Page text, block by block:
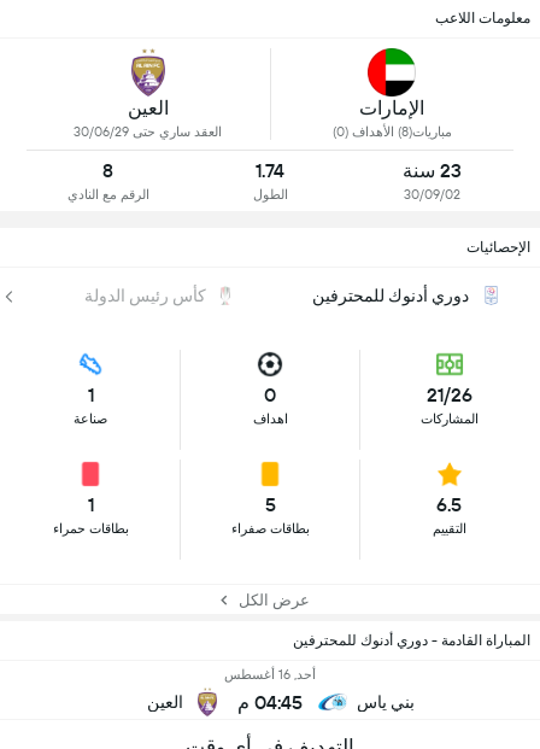
معلومات اللاعب
الإمارات
مباريات(8) الأهداف (0)
العين
العقد ساري حتى 30/06/29
23 سنة
30/09/02
1.74
الطول
8
الرقم مع النادي
الإحصائيات
دوري أدنوك للمحترفين كأس رئيس الدولة
21/26
المشاركات
0
اهداف
1
صناعة
6.5
التقييم
5
بطاقات صفراء
1
بطاقات حمراء
عرض الكل
المباراة القادمة - دوري أدنوك للمحترفين
بني ياس
أحد, 16 أغسطس
04:45 م العين